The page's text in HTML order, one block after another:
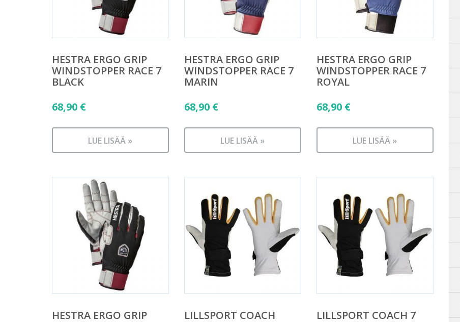
HESTRA ERGO GRIP
WINDSTOPPER RACE 7
BLACK
68,90 €
LUE LISÄÄ »
HESTRA ERGO GRIP
WINDSTOPPER RACE 7
MARIN
68,90 €
LUE LISÄÄ »
HESTRA ERGO GRIP
WINDSTOPPER RACE 7
ROYAL
68,90 €
LUE LISÄÄ »
HESTRA ERGO GRIP
LILLSPORT COACH
LILLSPORT COACH 7